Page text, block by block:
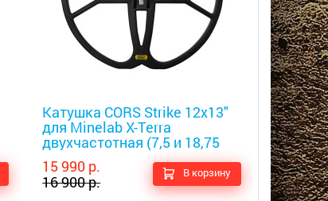
Катушка CORS Strike 12x13"
для Minelab X-Terra
двухчастотная (7,5 и 18,75
кГц)
15 990 р.
16 900 р.
В корзину